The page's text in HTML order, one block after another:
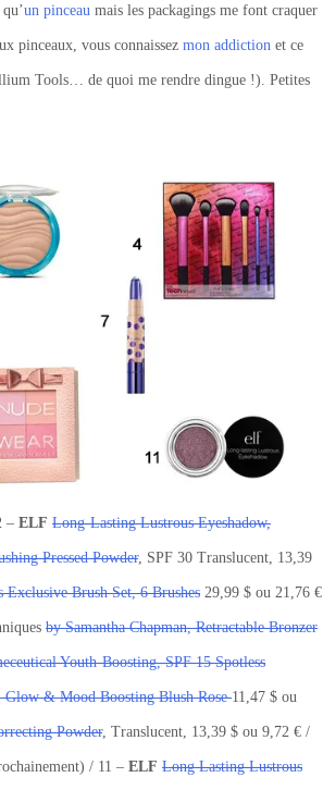
un pinceau mais les packagings me font craquer
pinceaux, vous connaissez mon addiction et ce
Tools… de quoi me rendre dingue !). Petites
– ELF Long-Lasting Lustrous Eyeshadow,
Pressed Powder, SPF 30 Translucent, 13,39
Exclusive Brush Set, 6 Brushes 29,99 $ ou 21,76 €
by Samantha Chapman, Retractable Bronzer
Youth-Boosting, SPF 15 Spotless
Glow & Mood Boosting Blush Rose11,47 $ ou
Powder, Translucent, 13,39 $ ou 9,72 € /
/ 11 – ELF Long Lasting Lustrous